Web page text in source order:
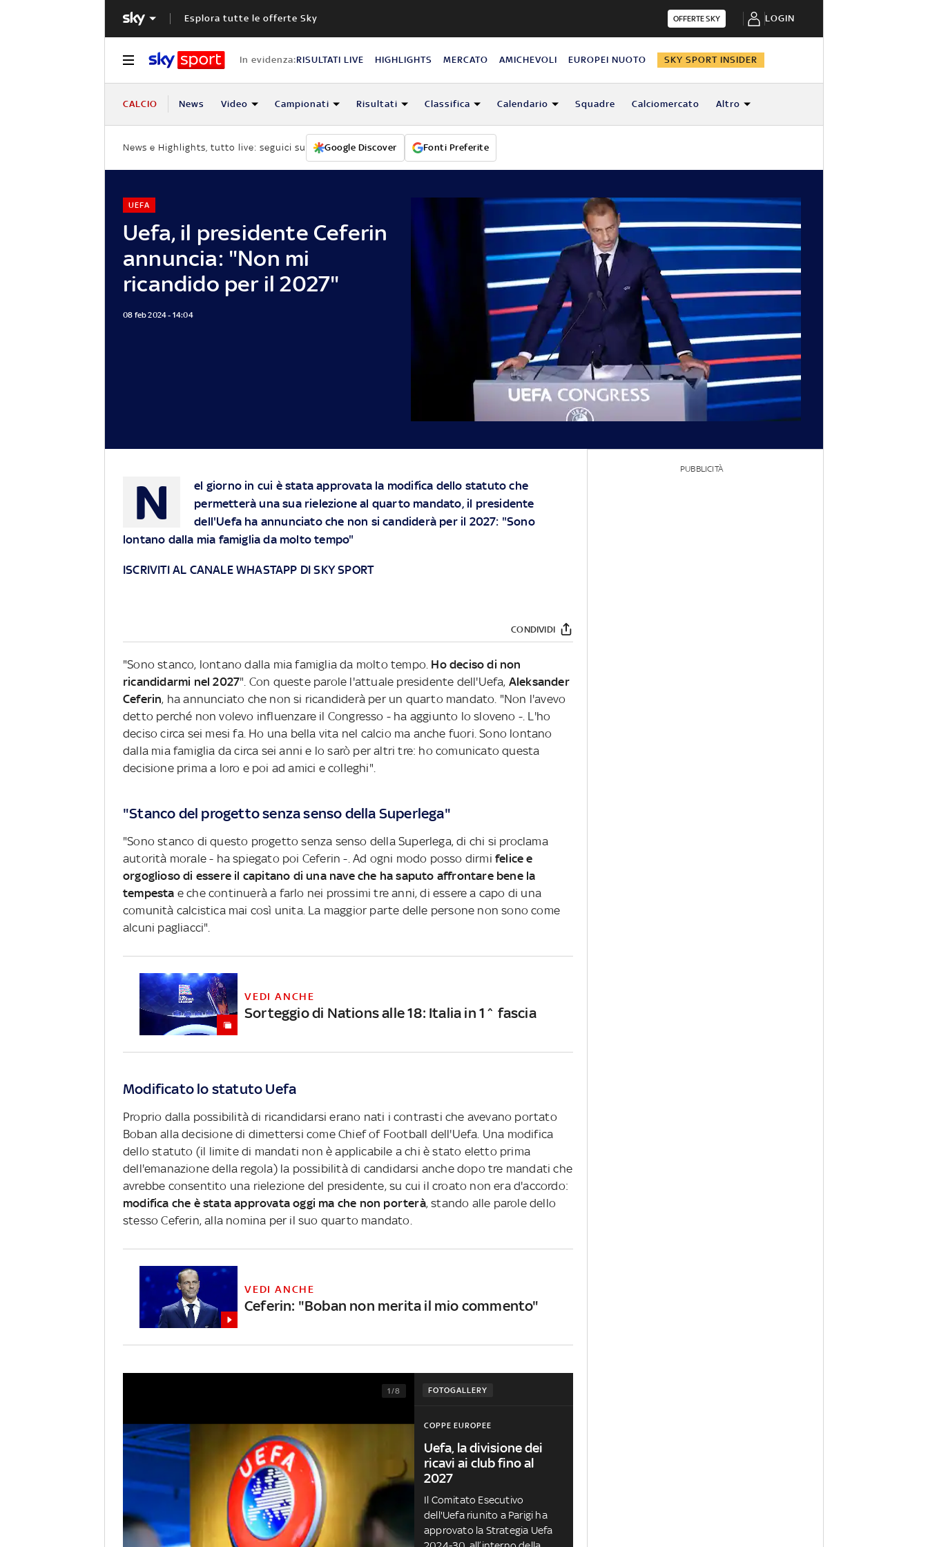
Esplora tutte le offerte Sky OFFERTE SKY LOGIN
In evidenza:RISULTATI LIVE HIGHLIGHTS MERCATO AMICHEVOLI EUROPEI NUOTO SKY SPORT INSIDER
CALCIO News Video Campionati Risultati Classifica Calendario Squadre Calciomercato Altro
News e Highlights, tutto live: seguici su Google Discover Fonti Preferite
Uefa, il presidente Ceferin
annuncia: "Non mi
ricandido per il 2027"
UEFA
08 feb 2024 - 14:04
N
el giorno in cui è stata approvata la modifica dello statuto che
permetterà una sua rielezione al quarto mandato, il presidente
dell'Uefa ha annunciato che non si candiderà per il 2027: "Sono
lontano dalla mia famiglia da molto tempo"
ISCRIVITI AL CANALE WHASTAPP DI SKY SPORT
CONDIVIDI
"Sono stanco, lontano dalla mia famiglia da molto tempo. Ho deciso di non
ricandidarmi nel 2027". Con queste parole l'attuale presidente dell'Uefa, Aleksander
Ceferin, ha annunciato che non si ricandiderà per un quarto mandato. "Non l'avevo
detto perché non volevo influenzare il Congresso - ha aggiunto lo sloveno -. L'ho
deciso circa sei mesi fa. Ho una bella vita nel calcio ma anche fuori. Sono lontano
dalla mia famiglia da circa sei anni e lo sarò per altri tre: ho comunicato questa
decisione prima a loro e poi ad amici e colleghi".
"Stanco del progetto senza senso della Superlega"
"Sono stanco di questo progetto senza senso della Superlega, di chi si proclama
autorità morale - ha spiegato poi Ceferin -. Ad ogni modo posso dirmi felice e
orgoglioso di essere il capitano di una nave che ha saputo affrontare bene la
tempesta e che continuerà a farlo nei prossimi tre anni, di essere a capo di una
comunità calcistica mai così unita. La maggior parte delle persone non sono come
alcuni pagliacci".
VEDI ANCHE
Sorteggio di Nations alle 18: Italia in 1^ fascia
Modificato lo statuto Uefa
Proprio dalla possibilità di ricandidarsi erano nati i contrasti che avevano portato
Boban alla decisione di dimettersi come Chief of Football dell'Uefa. Una modifica
dello statuto (il limite di mandati non è applicabile a chi è stato eletto prima
dell'emanazione della regola) la possibilità di candidarsi anche dopo tre mandati che
avrebbe consentito una rielezione del presidente, su cui il croato non era d'accordo:
modifica che è stata approvata oggi ma che non porterà, stando alle parole dello
stesso Ceferin, alla nomina per il suo quarto mandato.
VEDI ANCHE
Ceferin: "Boban non merita il mio commento"
FOTOGALLERY
1/8
COPPE EUROPEE
Uefa, la divisione dei
ricavi ai club fino al
2027
Il Comitato Esecutivo
dell'Uefa riunito a Parigi ha
approvato la Strategia Uefa
PUBBLICITÀ